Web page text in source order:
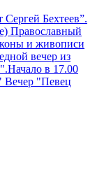
Бехтеев”.
Православный
и живописи
вечер из
в 17.00
Вечер "Певец